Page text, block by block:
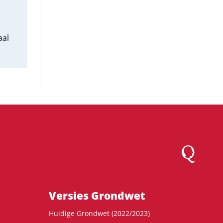
Logo
Versies Grondwet
Huidige Grondwet (2022/2023)